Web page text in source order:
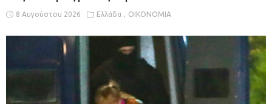
8 Αυγούστου 2026 Ελλάδα ΟΙΚΟΝΟΜΙΑ